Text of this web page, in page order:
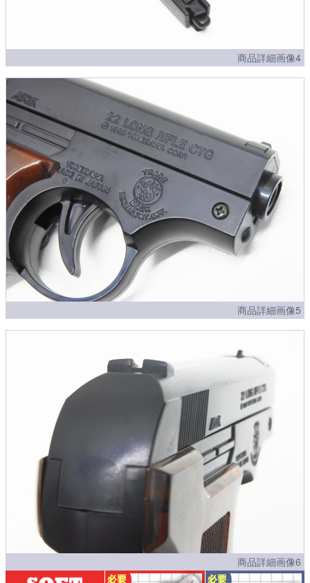
商品詳細画像4
商品詳細画像5
商品詳細画像6